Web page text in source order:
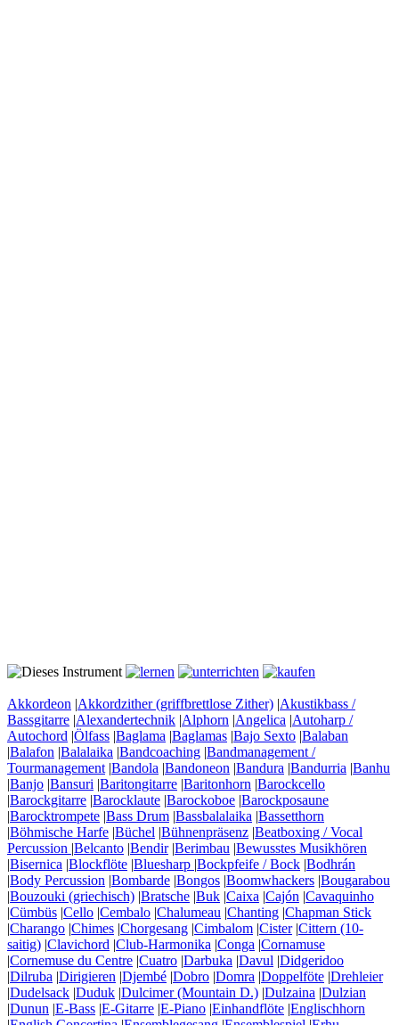
Akkordeon |Akkordzither (griffbrettlose Zither) |Akustikbass /
Bassgitarre |Alexandertechnik |Alphorn |Angelica |Autoharp /
Autochord |Ölfass |Baglama |Baglamas |Bajo Sexto |Balaban
|Balafon |Balalaika |Bandcoaching |Bandmanagement /
Tourmanagement|Bandola |Bandoneon |Bandura |Bandurria |Banhu
|Banjo |Bansuri |Baritongitarre |Baritonhorn |Barockcello
|Barockgitarre |Barocklaute |Barockoboe |Barockposaune
|Barocktrompete |Bass Drum |Bassbalalaika |Bassetthorn
|Böhmische Harfe |Büchel |Bühnenpräsenz |Beatboxing / Vocal
Percussion |Belcanto |Bendir|Berimbau |Bewusstes Musikhören
|Bisernica |Blockflöte |Bluesharp |Bockpfeife / Bock |Bodhrán
|Body Percussion |Bombarde |Bongos |Boomwhackers |Bougarabou
|Bouzouki (griechisch) |Bratsche |Buk |Caixa |Cajón |Cavaquinho
|Cümbüs |Cello |Cembalo |Chalumeau |Chanting |Chapman Stick
|Charango |Chimes |Chorgesang |Cimbalom |Cister|Cittern (10-
saitig) |Clavichord |Club-Harmonika |Conga |Cornamuse
|Cornemuse du Centre |Cuatro |Darbuka |Davul |Didgeridoo
|Dilruba |Dirigieren |Djembé |Dobro |Domra |Doppelföte |Drehleier
|Dudelsack |Duduk |Dulcimer (Mountain D.) |Dulzaina |Dulzian
|Dunun |E-Bass |E-Gitarre |E-Piano |Einhandflöte |Englischhorn